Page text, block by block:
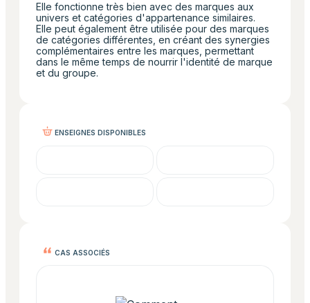
Elle fonctionne très bien avec des marques aux
univers et catégories d'appartenance similaires.
Elle peut également être utilisée pour des marques
de catégories différentes, en créant des synergies
complémentaires entre les marques, permettant
dans le même temps de nourrir l'identité de marque
et du groupe.
ENSEIGNES DISPONIBLES
CAS ASSOCIÉS